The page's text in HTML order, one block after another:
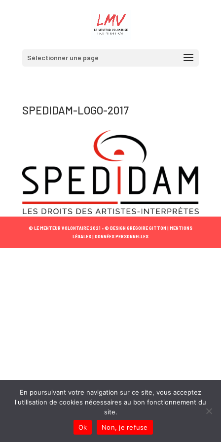
Sélectionner une page
SPEDIDAM-LOGO-2017
© LE MENTEUR VOLONTAIRE 2021 •© DESIGN GRÉGOIRE GITTON | MENTIONS
LÉGALES | DONNÉES PERSONNELLES
En poursuivant votre navigation sur ce site, vous acceptez
l'utilisation de cookies nécessaires au bon fonctionnement du
site.
Ok
Non, je refuse